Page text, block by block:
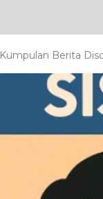
Kumpulan Berita